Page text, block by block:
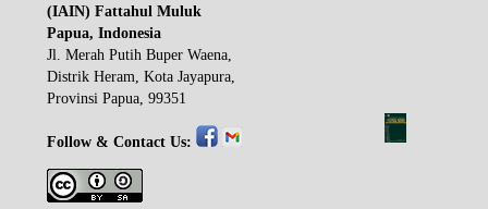
(IAIN) Fattahul Muluk
Papua, Indonesia
Jl. Merah Putih Buper Waena,
Distrik Heram, Kota Jayapura,
Provinsi Papua, 99351
Follow & Contact Us: